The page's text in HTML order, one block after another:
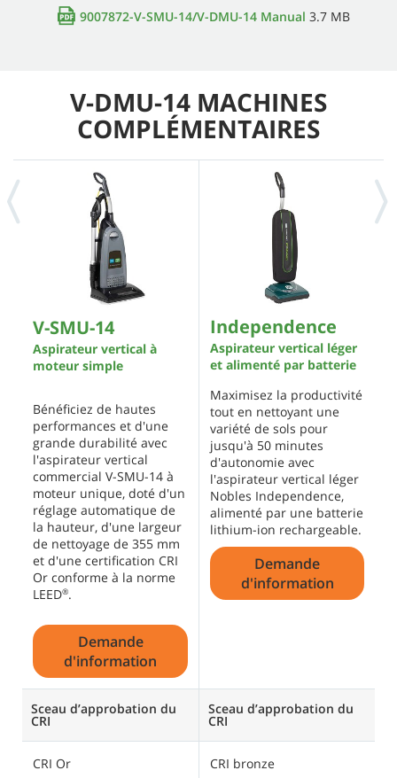
9007872-V-SMU-14/V-DMU-14 Manual 3.7 MB
V-DMU-14 MACHINES
COMPLÉMENTAIRES
V-SMU-14
Aspirateur vertical à
moteur simple
Bénéficiez de hautes
performances et d'une
grande durabilité avec
l'aspirateur vertical
commercial V-SMU-14 à
moteur unique, doté d'un
réglage automatique de
la hauteur, d'une largeur
de nettoyage de 355 mm
et d'une certification CRI
Or conforme à la norme
LEED®.
Demande
d'information
Sceau d’approbation du
CRI
CRI Or
Independence
Aspirateur vertical léger
et alimenté par batterie
Maximisez la productivité
tout en nettoyant une
variété de sols pour
jusqu'à 50 minutes
d'autonomie avec
l'aspirateur vertical léger
Nobles Independence,
alimenté par une batterie
lithium-ion rechargeable.
Demande
d'information
Sceau d’approbation du
CRI
CRI bronze